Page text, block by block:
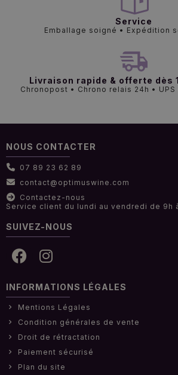
Service
Emballage soigné • Expédition
Livraison rapide & offerte dès
Chronopost • Chrono relais 24h • UPS
NOUS CONTACTER
07 89 23 62 89
contact@optimuswine.com
Contactez-nous
Service client du lundi au vendredi de 9h
SUIVEZ-NOUS
INFORMATIONS LÉGALES
Mentions Légales
Condition générales de vente
Droit de rétractation
Paiement sécurisé
Plan du site